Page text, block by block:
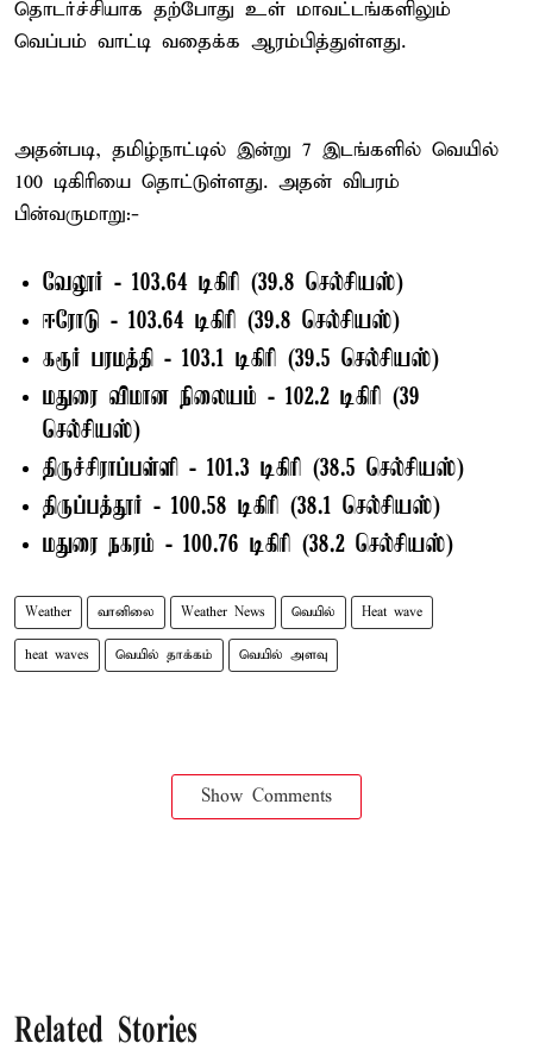
தொடர்ச்சியாக தற்போது உள் மாவட்டங்களிலும்
வெப்பம் வாட்டி வதைக்க ஆரம்பித்துள்ளது.
அதன்படி, தமிழ்நாட்டில் இன்று 7 இடங்களில் வெயில்
100 டிகிரியை தொட்டுள்ளது. அதன் விபரம்
பின்வருமாறு:-
வேலூர் - 103.64 டிகிரி (39.8 செல்சியஸ்)
ஈரோடு - 103.64 டிகிரி (39.8 செல்சியஸ்)
கரூர் பரமத்தி - 103.1 டிகிரி (39.5 செல்சியஸ்)
மதுரை விமான நிலையம் - 102.2 டிகிரி (39
செல்சியஸ்)
திருச்சிராப்பள்ளி - 101.3 டிகிரி (38.5 செல்சியஸ்)
திருப்பத்தூர் - 100.58 டிகிரி (38.1 செல்சியஸ்)
மதுரை நகரம் - 100.76 டிகிரி (38.2 செல்சியஸ்)
Weather வானிலை Weather News வெயில் Heat wave
heat waves வெயில் தாக்கம் வெயில் அளவு
Show Comments
Related Stories